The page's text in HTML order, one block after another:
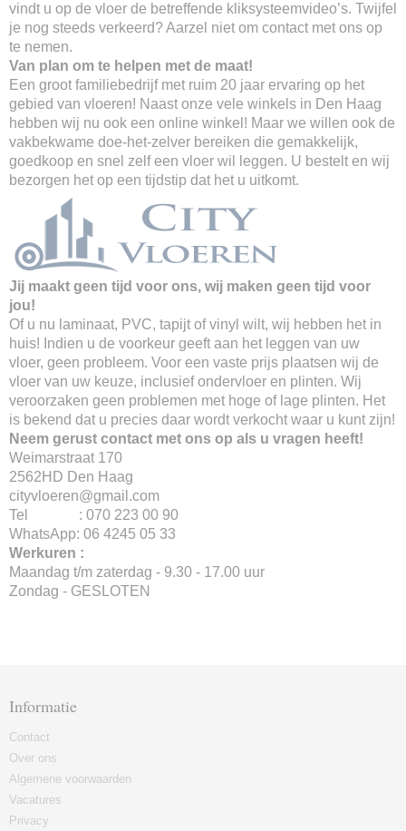
vindt u op de vloer de betreffende kliksysteemvideo’s. Twijfel
je nog steeds verkeerd? Aarzel niet om contact met ons op
te nemen.
Van plan om te helpen met de maat!
Een groot familiebedrijf met ruim 20 jaar ervaring op het
gebied van vloeren! Naast onze vele winkels in Den Haag
hebben wij nu ook een online winkel! Maar we willen ook de
vakbekwame doe-het-zelver bereiken die gemakkelijk,
goedkoop en snel zelf een vloer wil leggen. U bestelt en wij
bezorgen het op een tijdstip dat het u uitkomt.
Jij maakt geen tijd voor ons, wij maken geen tijd voor
jou!
Of u nu laminaat, PVC, tapijt of vinyl wilt, wij hebben het in
huis! Indien u de voorkeur geeft aan het leggen van uw
vloer, geen probleem. Voor een vaste prijs plaatsen wij de
vloer van uw keuze, inclusief ondervloer en plinten. Wij
veroorzaken geen problemen met hoge of lage plinten. Het
is bekend dat u precies daar wordt verkocht waar u kunt zijn!
Neem gerust contact met ons op als u vragen heeft!
Weimarstraat 170
2562HD Den Haag
cityvloeren@gmail.com
Tel : 070 223 00 90
WhatsApp: 06 4245 05 33
Werkuren :
Maandag t/m zaterdag - 9.30 - 17.00 uur
Zondag - GESLOTEN
Informatie
Contact
Over ons
Algemene voorwaarden
Vacatures
Privacy